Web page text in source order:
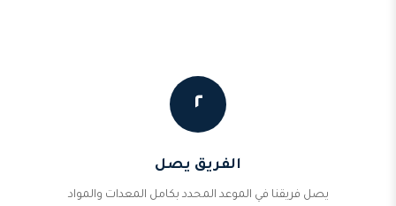
٢
الفريق يصل
يصل فريقنا في الموعد المحدد بكامل المعدات والمواد